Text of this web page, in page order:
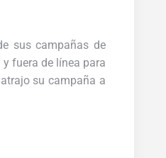
sus campañas de
fuera de línea para
su campaña a